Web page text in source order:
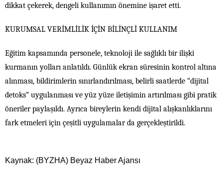
dikkat çekerek, dengeli kullanımın önemine işaret etti.
KURUMSAL VERİMLİLİK İÇİN BİLİNÇLİ KULLANIM
Eğitim kapsamında personele, teknoloji ile sağlıklı bir ilişki
kurmanın yolları anlatıldı. Günlük ekran süresinin kontrol altına
alınması, bildirimlerin sınırlandırılması, belirli saatlerde “dijital
detoks” uygulanması ve yüz yüze iletişimin artırılması gibi pratik
öneriler paylaşıldı. Ayrıca bireylerin kendi dijital alışkanlıklarını
fark etmeleri için çeşitli uygulamalar da gerçekleştirildi.
Kaynak: (BYZHA) Beyaz Haber Ajansı